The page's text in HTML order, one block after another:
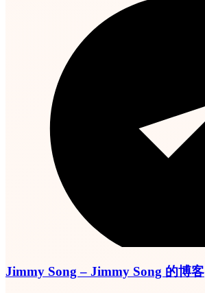
Jimmy Song – Jimmy Song 的博客